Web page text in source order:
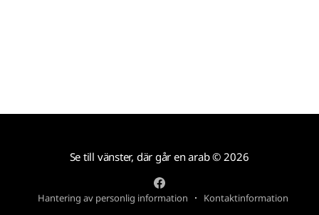
Se till vänster, där går en arab© 2026
Hantering av personlig information Kontaktinformation